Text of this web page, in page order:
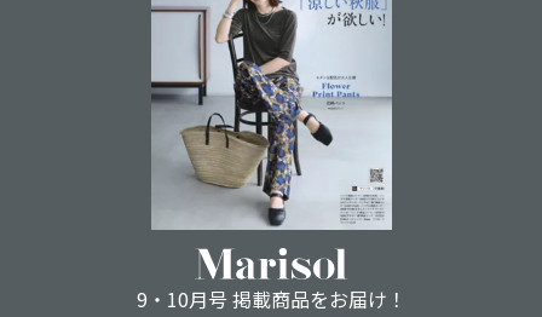
9・10月号 掲載商品をお届け！